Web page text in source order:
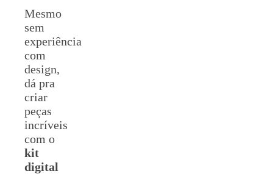
Mesmo
sem
experiência
com
design,
dá pra
criar
peças
incríveis
com o
kit
digital